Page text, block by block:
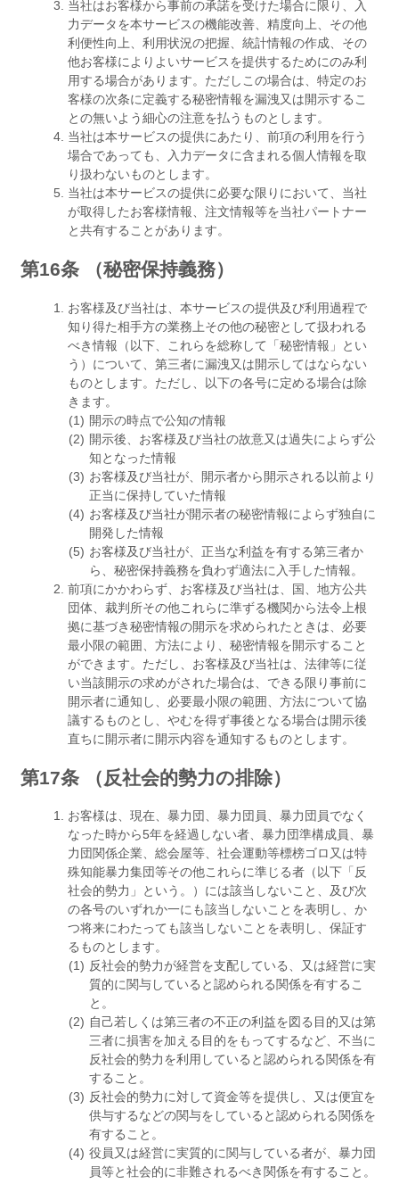
当社はお客様から事前の承諾を受けた場合に限り、入
力データを本サービスの機能改善、精度向上、その他
利便性向上、利用状況の把握、統計情報の作成、その
他お客様によりよいサービスを提供するためにのみ利
用する場合があります。ただしこの場合は、特定のお
客様の次条に定義する秘密情報を漏洩又は開示するこ
との無いよう細心の注意を払うものとします。
当社は本サービスの提供にあたり、前項の利用を行う
場合であっても、入力データに含まれる個人情報を取
り扱わないものとします。
当社は本サービスの提供に必要な限りにおいて、当社
が取得したお客様情報、注文情報等を当社パートナー
と共有することがあります。
第16条 （秘密保持義務）
お客様及び当社は、本サービスの提供及び利用過程で
知り得た相手方の業務上その他の秘密として扱われる
べき情報（以下、これらを総称して「秘密情報」とい
う）について、第三者に漏洩又は開示してはならない
ものとします。ただし、以下の各号に定める場合は除
きます。
開示の時点で公知の情報
開示後、お客様及び当社の故意又は過失によらず公
知となった情報
お客様及び当社が、開示者から開示される以前より
正当に保持していた情報
お客様及び当社が開示者の秘密情報によらず独自に
開発した情報
お客様及び当社が、正当な利益を有する第三者か
ら、秘密保持義務を負わず適法に入手した情報。
前項にかかわらず、お客様及び当社は、国、地方公共
団体、裁判所その他これらに準ずる機関から法令上根
拠に基づき秘密情報の開示を求められたときは、必要
最小限の範囲、方法により、秘密情報を開示すること
ができます。ただし、お客様及び当社は、法律等に従
い当該開示の求めがされた場合は、できる限り事前に
開示者に通知し、必要最小限の範囲、方法について協
議するものとし、やむを得ず事後となる場合は開示後
直ちに開示者に開示内容を通知するものとします。
第17条 （反社会的勢力の排除）
お客様は、現在、暴力団、暴力団員、暴力団員でなく
なった時から5年を経過しない者、暴力団準構成員、暴
力団関係企業、総会屋等、社会運動等標榜ゴロ又は特
殊知能暴力集団等その他これらに準じる者（以下「反
社会的勢力」という。）には該当しないこと、及び次
の各号のいずれか一にも該当しないことを表明し、か
つ将来にわたっても該当しないことを表明し、保証す
るものとします。
反社会的勢力が経営を支配している、又は経営に実
質的に関与していると認められる関係を有するこ
と。
自己若しくは第三者の不正の利益を図る目的又は第
三者に損害を加える目的をもってするなど、不当に
反社会的勢力を利用していると認められる関係を有
すること。
反社会的勢力に対して資金等を提供し、又は便宜を
供与するなどの関与をしていると認められる関係を
有すること。
役員又は経営に実質的に関与している者が、暴力団
員等と社会的に非難されるべき関係を有すること。